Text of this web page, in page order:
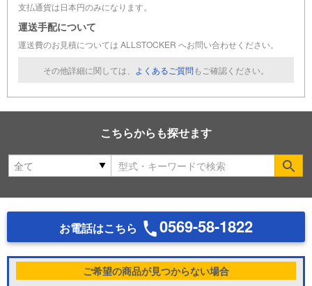
支払通貨は日本円のみになります。
運送手配について
運送費のお見積については ALLSTOCKER へお問い合わせください。
その他詳細に関しては、 よくあるご質問もご確認ください。
こちらからも探せます
お電話はこちら 0569-58-1822
ご希望の商品が見つからない場合